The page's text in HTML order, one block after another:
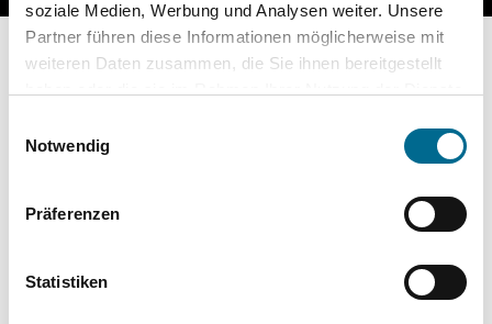
soziale Medien, Werbung und Analysen weiter. Unsere
Partner führen diese Informationen möglicherweise mit
weiteren Daten zusammen, die Sie ihnen bereitgestellt
Cookies, wenn Sie unsere Webseite weiterhin nutzen.
Notwendig
Präferenzen
Statistiken
Wählen Sie Ihre Marke und Ihren
Standort